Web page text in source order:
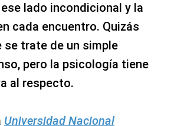
lado incondicional y la
cada encuentro. Quizás
se trate de un simple
pero la psicología tiene
al respecto.
Universidad Nacional